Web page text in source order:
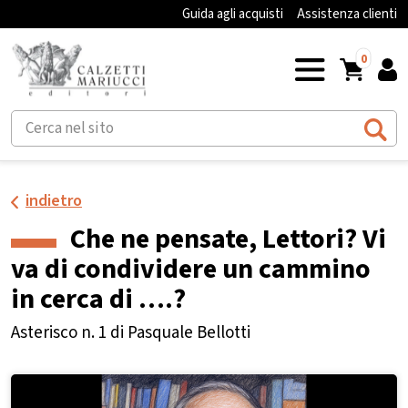
Guida agli acquisti Assistenza clienti
0
indietro
Che ne pensate, Lettori? Vi
va di condividere un cammino
in cerca di ….?
Asterisco n. 1 di Pasquale Bellotti